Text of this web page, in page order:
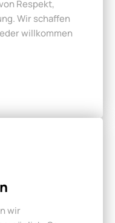
Respekt,
Wir schaffen
willkommen
wir